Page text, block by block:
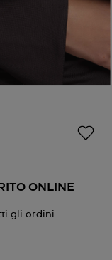
ONLINE
gli ordini